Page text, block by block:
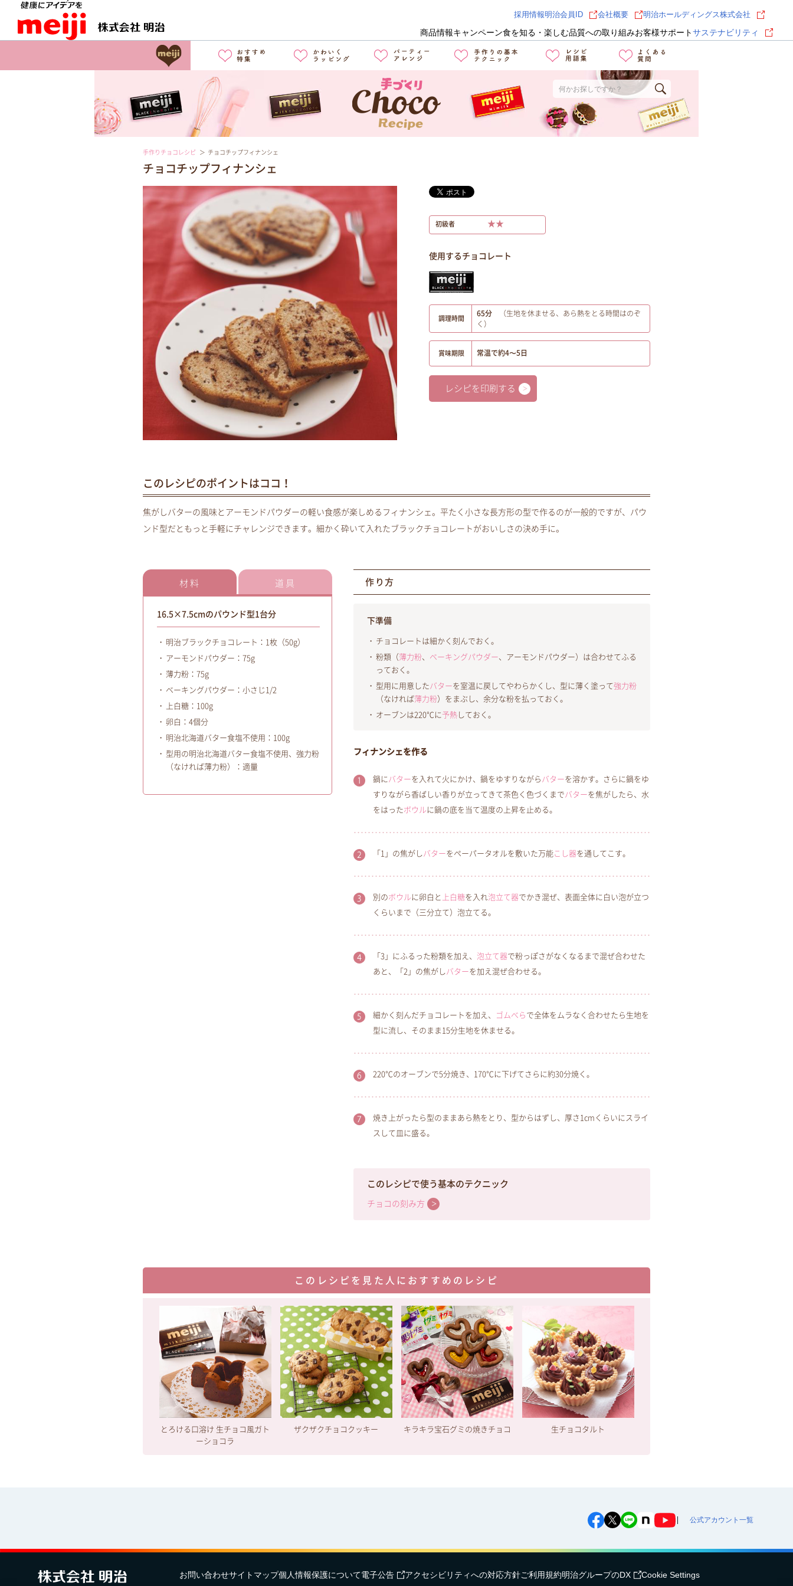
商品情報キャンペーン食を知る・楽しむ品質への取り組みお客様サポートサステナビリティ
採用情報明治会員ID 会社概要 明治ホールディングス株式会社
手作りチョコレシピ チョコチップフィナンシェ
チョコチップフィナンシェ
初級者 ★★
使用するチョコレート
調理時間
65分
（生地を休ませる、あら熱をとる時間はのぞ
く）
賞味期限 常温で約4〜5日
レシピを印刷する
このレシピのポイントはココ！
焦がしバターの風味とアーモンドパウダーの軽い食感が楽しめるフィナンシェ。平たく小さな長方形の型で作るのが一般的ですが、パウ
ンド型だともっと手軽にチャレンジできます。細かく砕いて入れたブラックチョコレートがおいしさの決め手に。
材料 道具
16.5×7.5cmのパウンド型1台分
明治ブラックチョコレート：1枚（50g）
アーモンドパウダー：75g
薄力粉：75g
ベーキングパウダー：小さじ1/2
上白糖：100g
卵白：4個分
明治北海道バター食塩不使用：100g
型用の明治北海道バター食塩不使用、強力粉
（なければ薄力粉）：適量
作り方
下準備
チョコレートは細かく刻んでおく。
粉類（薄力粉、 ベーキングパウダー、アーモンドパウダー）は合わせてふる
っておく。
型用に用意した バターを室温に戻してやわらかくし、型に薄く塗って強力粉
（なければ薄力粉）をまぶし、余分な粉を払っておく。
オーブンは220℃に 予熱 しておく。
フィナンシェを作る
鍋に バターを入れて火にかけ、鍋をゆすりながら バターを溶かす。さらに鍋をゆ
すりながら香ばしい香りが立ってきて茶色く色づくまで バターを焦がしたら、水
をはったボウルに鍋の底を当て温度の上昇を止める。
「1」の焦がし バターをペーパータオルを敷いた万能こし器を通してこす。
別のボウルに卵白と 上白糖を入れ 泡立て器でかき混ぜ、表面全体に白い泡が立つ
くらいまで（三分立て）泡立てる。
「3」にふるった粉類を加え、 泡立て器で粉っぽさがなくなるまで混ぜ合わせた
あと、「2」の焦がし バターを加え混ぜ合わせる。
細かく刻んだチョコレートを加え、 ゴムべら で全体をムラなく合わせたら生地を
型に流し、そのまま15分生地を休ませる。
220℃のオーブンで5分焼き、170℃に下げてさらに約30分焼く。
焼き上がったら型のままあら熱をとり、型からはずし、厚さ1cmくらいにスライ
スして皿に盛る。
このレシピで使う基本のテクニック
チョコの刻み方
このレシピを見た人におすすめのレシピ
とろける口溶け 生チョコ風ガト
ーショコラ
ザクザクチョコクッキー キラキラ宝石グミの焼きチョコ 生チョコタルト
公式アカウント一覧
お問い合わせサイトマップ個人情報保護について電子公告 アクセシビリティへの対応方針ご利用規約明治グループのDX Cookie Settings